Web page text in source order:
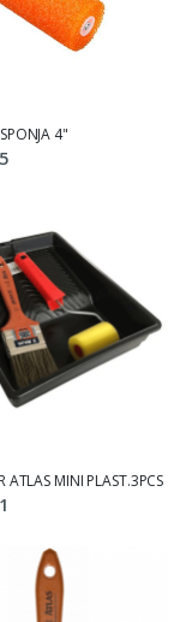
4"
ATLAS MINI PLAST.3PCS